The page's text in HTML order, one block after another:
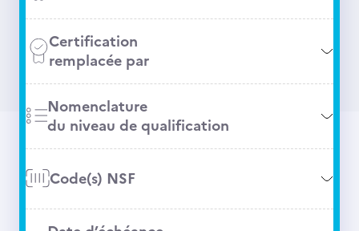
Certification
remplacée par
Nomenclature
du niveau de qualification
Code(s) NSF